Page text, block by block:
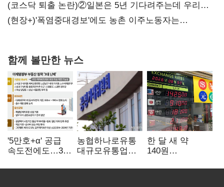
(코스닥 퇴출 논란)②일본은 5년 기다려주는데 우리는
당장 퇴출?…시간만으론 부족한 코스닥 구하기
(현장+)'폭염중대경보'에도 농촌 이주노동자는
함께 볼만한 뉴스
'5만호+α' 공급
속도전에도…3대
농협하나로유통
대규모유통업법
공정위, 과징금
한 달 새 약
140원
엔저'에 원화